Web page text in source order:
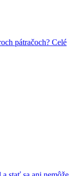
pátračoch? Celé